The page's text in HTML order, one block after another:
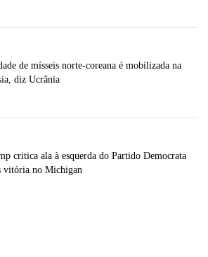
de mísseis norte-coreana é mobilizada na
diz Ucrânia
critica ala à esquerda do Partido Democrata
vitória no Michigan